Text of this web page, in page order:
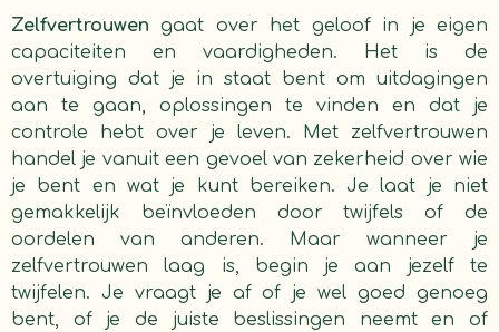
Zelfvertrouwen gaat over het geloof in je eigen
capaciteiten en vaardigheden. Het is de
overtuiging dat je in staat bent om uitdagingen
aan te gaan, oplossingen te vinden en dat je
controle hebt over je leven. Met zelfvertrouwen
handel je vanuit een gevoel van zekerheid over wie
je bent en wat je kunt bereiken. Je laat je niet
gemakkelijk beïnvloeden door twijfels of de
oordelen van anderen. Maar wanneer je
zelfvertrouwen laag is, begin je aan jezelf te
twijfelen. Je vraagt je af of je wel goed genoeg
bent, of je de juiste beslissingen neemt en of